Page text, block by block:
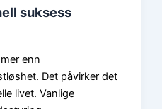
suksess
enn
Det påvirker det
livet. Vanlige